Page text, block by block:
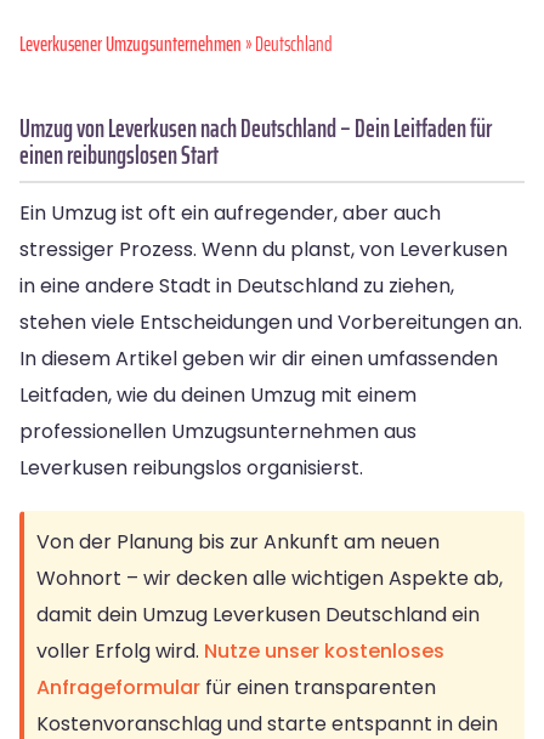
Leverkusener Umzugsunternehmen» Deutschland
Umzug von Leverkusen nach Deutschland – Dein Leitfaden für
einen reibungslosen Start
Ein Umzug ist oft ein aufregender, aber auch
stressiger Prozess. Wenn du planst, von Leverkusen
in eine andere Stadt in Deutschland zu ziehen,
stehen viele Entscheidungen und Vorbereitungen an.
In diesem Artikel geben wir dir einen umfassenden
Leitfaden, wie du deinen Umzug mit einem
professionellen Umzugsunternehmen aus
Leverkusen reibungslos organisierst.
Von der Planung bis zur Ankunft am neuen
Wohnort – wir decken alle wichtigen Aspekte ab,
damit dein Umzug Leverkusen Deutschland ein
voller Erfolg wird. Nutze unser kostenloses
Anfrageformular für einen transparenten
Kostenvoranschlag und starte entspannt in dein